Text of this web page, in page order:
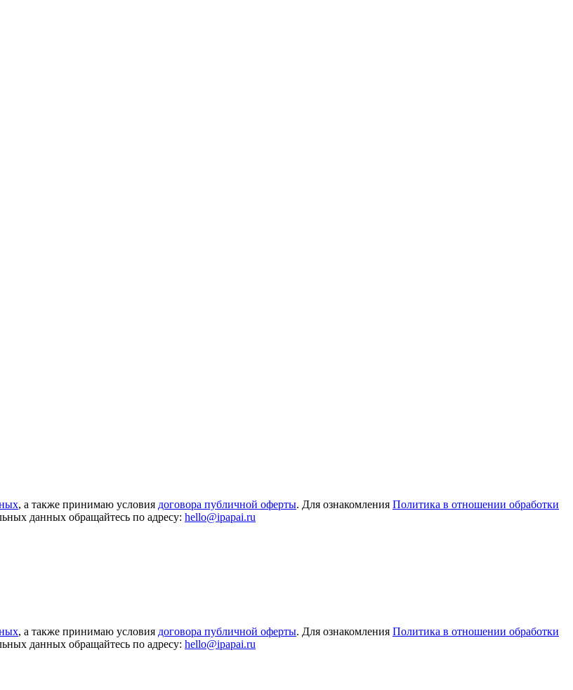
, а также принимаю условия договора публичной оферты. Для ознакомления Политика в отношении обработки
данных обращайтесь по адресу: hello@ipapai.ru
, а также принимаю условия договора публичной оферты. Для ознакомления Политика в отношении обработки
данных обращайтесь по адресу: hello@ipapai.ru